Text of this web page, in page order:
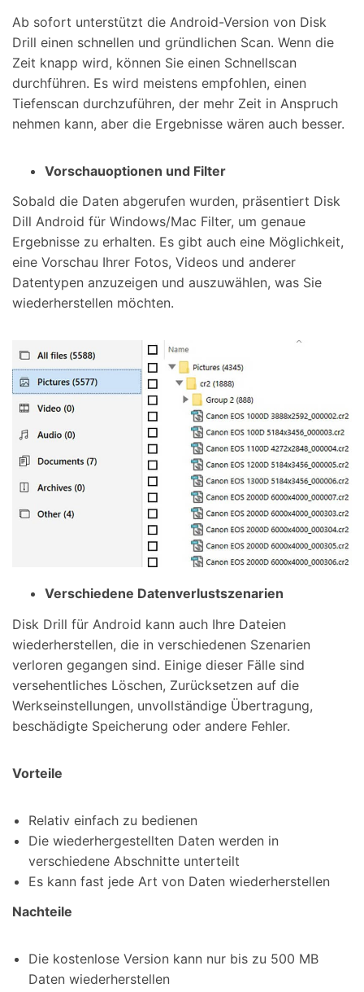
Ab sofort unterstützt die Android-Version von Disk
Drill einen schnellen und gründlichen Scan. Wenn die
Zeit knapp wird, können Sie einen Schnellscan
durchführen. Es wird meistens empfohlen, einen
Tiefenscan durchzuführen, der mehr Zeit in Anspruch
nehmen kann, aber die Ergebnisse wären auch besser.
Vorschauoptionen und Filter
Sobald die Daten abgerufen wurden, präsentiert Disk
Dill Android für Windows/Mac Filter, um genaue
Ergebnisse zu erhalten. Es gibt auch eine Möglichkeit,
eine Vorschau Ihrer Fotos, Videos und anderer
Datentypen anzuzeigen und auszuwählen, was Sie
wiederherstellen möchten.
Verschiedene Datenverlustszenarien
Disk Drill für Android kann auch Ihre Dateien
wiederherstellen, die in verschiedenen Szenarien
verloren gegangen sind. Einige dieser Fälle sind
versehentliches Löschen, Zurücksetzen auf die
Werkseinstellungen, unvollständige Übertragung,
beschädigte Speicherung oder andere Fehler.
Vorteile
Relativ einfach zu bedienen
Die wiederhergestellten Daten werden in
verschiedene Abschnitte unterteilt
Es kann fast jede Art von Daten wiederherstellen
Nachteile
Die kostenlose Version kann nur bis zu 500 MB
Daten wiederherstellen